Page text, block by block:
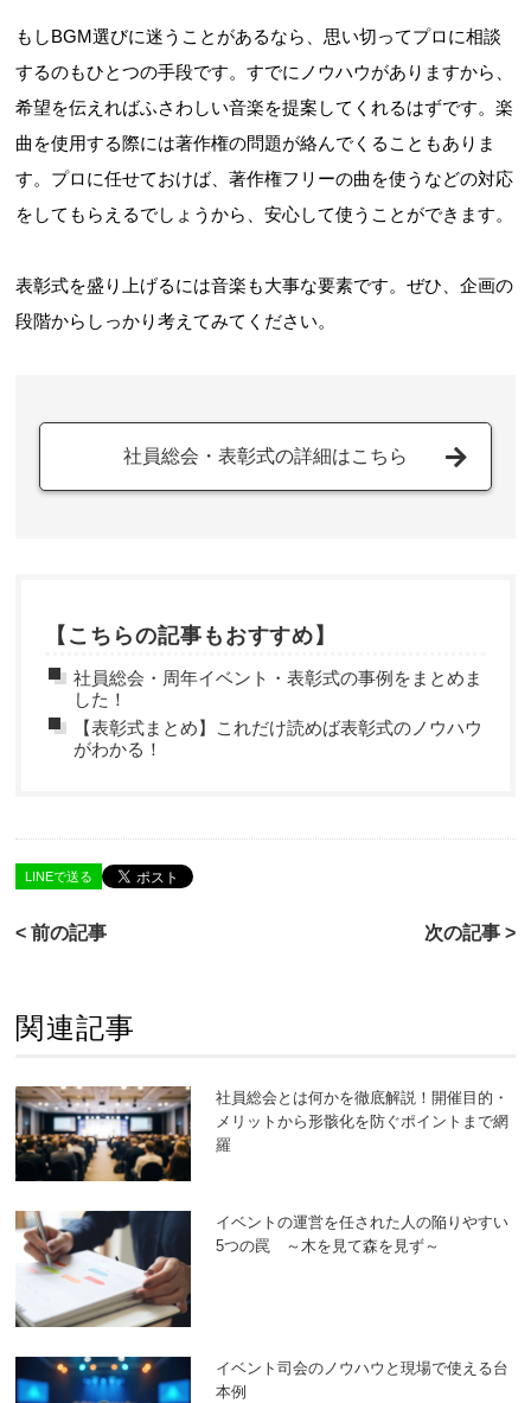
もしBGM選びに迷うことがあるなら、思い切ってプロに相談
するのもひとつの手段です。すでにノウハウがありますから、
希望を伝えればふさわしい音楽を提案してくれるはずです。楽
曲を使用する際には著作権の問題が絡んでくることもありま
す。プロに任せておけば、著作権フリーの曲を使うなどの対応
をしてもらえるでしょうから、安心して使うことができます。
表彰式を盛り上げるには音楽も大事な要素です。ぜひ、企画の
段階からしっかり考えてみてください。
社員総会・表彰式の詳細はこちら
【こちらの記事もおすすめ】
社員総会・周年イベント・表彰式の事例をまとめま
した！
【表彰式まとめ】これだけ読めば表彰式のノウハウ
がわかる！
LINEで送る
< 前の記事 次の記事 >
関連記事
社員総会とは何かを徹底解説！開催目的・
メリットから形骸化を防ぐポイントまで網
羅
イベントの運営を任された人の陥りやすい
5つの罠 ～木を見て森を見ず～
イベント司会のノウハウと現場で使える台
本例